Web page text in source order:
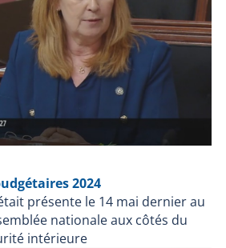
policier lors d'une intervention
sa détention par un corps de
2024
présente le 14 mai dernier au
nationale aux côtés du
intérieure